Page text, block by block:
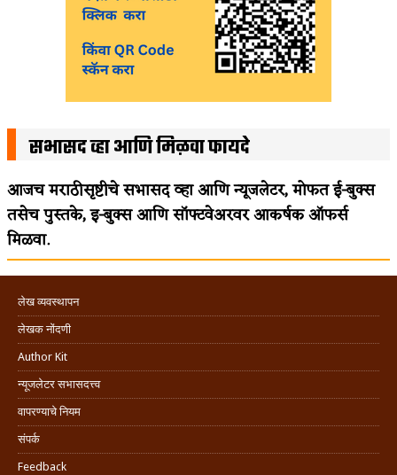
सभासद व्हा आणि मिळवा फायदे
आजच मराठीसृष्टीचे सभासद व्हा आणि न्यूजलेटर, मोफत ई-बुक्स
तसेच पुस्तके, इ-बुक्स आणि सॉफ्टवेअरवर आकर्षक ऑफर्स
मिळवा.
लेख व्यवस्थापन
लेखक नोंदणी
Author Kit
न्यूजलेटर सभासदत्त्व
वापरण्याचे नियम
संपर्क
Feedback